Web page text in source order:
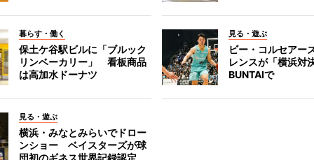
暮らす・働く
保土ケ谷駅ビルに「ブルック
リンベーカリー」 看板商品
は高加水ドーナツ
見る・遊ぶ
ビー・コルセアー
レンスが「横浜
BUNTAIで
見る・遊ぶ
横浜・みなとみらいでドロー
ンショー ベイスターズが球
団初のギネス世界記録認定